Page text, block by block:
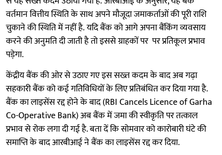
वर्तमान वित्तीय स्थिति के साथ अपने मौजूदा जमाकर्ताओं की पूरी राशि
चुकाने की स्थिति में नहीं है. यदि बैंक को आगे अपना बैंकिंग व्यवसाय
करने की अनुमति दी जाती है तो इससे ग्राहकों पर पर प्रतिकूल प्रभाव
पड़ेगा.
केंद्रीय बैंक की ओर से उठाए गए इस सख्त कदम के बाद अब गढ़ा
सहकारी बैंक को कई गतिविधियों के लिए प्रतिबंधित कर दिया गया है.
बैंक का लाइसेंस रद्द होने के बाद (RBI Cancels Licence of Garha
Co-Operative Bank) अब बैंक में जमा की स्वीकृति पर तत्काल
प्रभाव से रोक लगा दी गई है. बता दें कि सोमवार को कारोबारी घंटे की
समाप्ति के बाद आरबीआई ने बैंक का लाइसेंस रद्द कर दिया.